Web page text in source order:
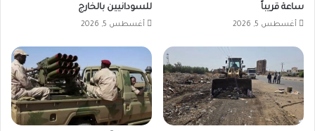
ساعة قريباً
أغسطس 5, 2026
للسودانيين بالخارج
أغسطس 5, 2026